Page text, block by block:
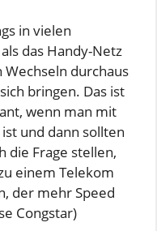
in vielen
das Handy-Netz
durchaus
bringen. Das ist
wenn man mit
und dann sollten
die Frage stellen,
einem Telekom
der mehr Speed
Congstar)